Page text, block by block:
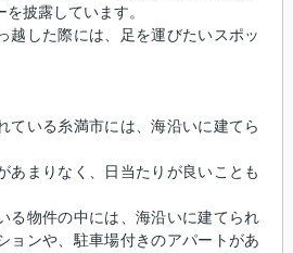
披露しています。
越した際には、足を運びたいスポッ
ている糸満市には、海沿いに建てら
あまりなく、日当たりが良いことも
る物件の中には、海沿いに建てられ
ョンや、駐車場付きのアパートがあ